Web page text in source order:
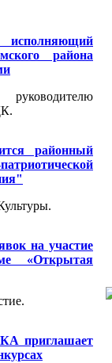
района
районный
на участие
«Открытая
приглашает